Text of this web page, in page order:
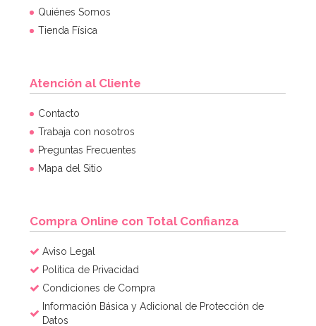
Quiénes Somos
Tienda Física
Atención al Cliente
Contacto
Trabaja con nosotros
Preguntas Frecuentes
Mapa del Sitio
Compra Online con Total Confianza
Aviso Legal
Política de Privacidad
Condiciones de Compra
Información Básica y Adicional de Protección de
Datos